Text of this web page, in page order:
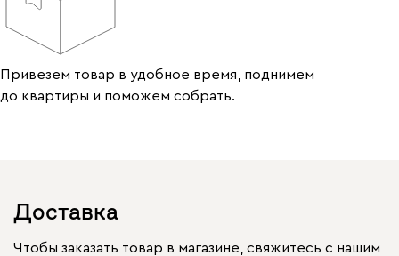
Привезем товар в удобное время, поднимем
до квартиры и поможем собрать.
Доставка
Чтобы заказать товар в магазине, свяжитесь с нашим